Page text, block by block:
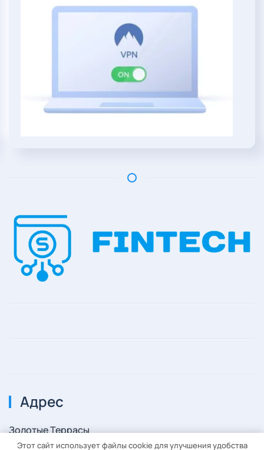
Адрес
Золотые Террасы
Этот сайт использует файлы cookie для улучшения удобства